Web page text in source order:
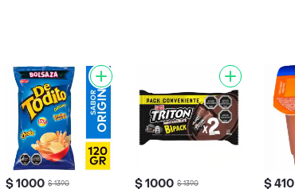
$ 1000 $ 1390 $ 1000 $ 1390 $ 410